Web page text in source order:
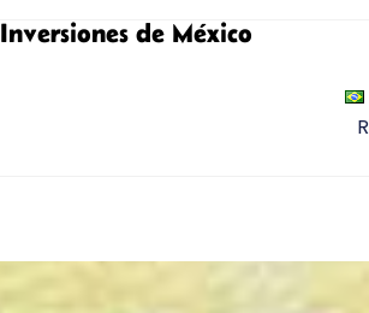
Inversiones de México